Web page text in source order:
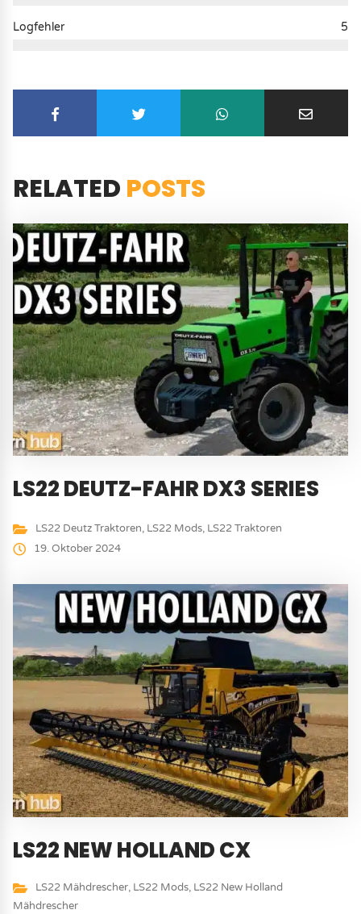
Logfehler 5
RELATED POSTS
LS22 DEUTZ-FAHR DX3 SERIES
LS22 Deutz Traktoren, LS22 Mods, LS22 Traktoren
19. Oktober 2024
LS22 NEW HOLLAND CX
LS22 Mähdrescher, LS22 Mods, LS22 New Holland
Mähdrescher